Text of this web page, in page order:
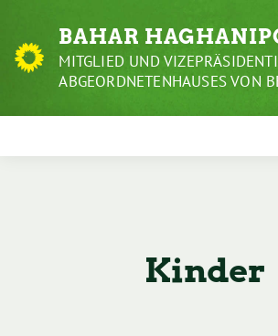
Inhalt
BAHAR
MITGLIED UND
ABGEORDNETENHAUSES VON
Kinder